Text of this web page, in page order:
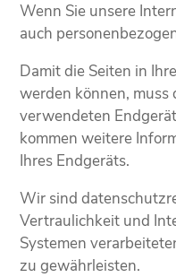
Wenn Sie unsere
auch
Damit die Seiten in
werden können, muss
verwendeten
kommen weitere
Ihres Endgeräts.
Wir sind
Vertraulichkeit und
Systemen
zu gewährleisten.